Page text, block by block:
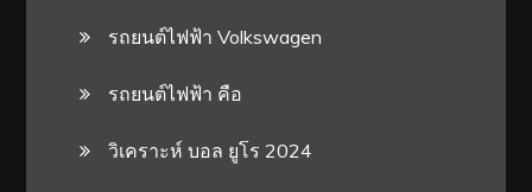
รถยนต์ไฟฟ้า Volkswagen
รถยนต์ไฟฟ้า คือ
วิเคราะห์ บอล ยูโร 2024